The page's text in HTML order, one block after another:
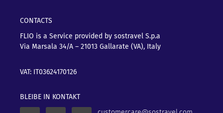
CONTACTS
FLIO is a Service provided by sostravel S.p.a
Via Marsala 34/A – 21013 Gallarate (VA), Italy
VAT: IT03624170126
BLEIBE IN KONTAKT